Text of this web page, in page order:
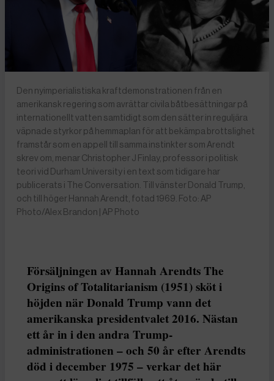
Den nyimperialistiska kraftdemonstrationen från en
amerikansk regering som avrättar civila båtbesättningar på
internationellt vatten samtidigt som den sätter in reguljära
väpnade styrkor på hemmaplan för att bekämpa brottslighet
framstår som en appell till samma instinkter som Arendt
skrev om, menar Christopher J Finlay, professor i politisk
teori vid Durham University i en text som tidigare har
publicerats i The Conversation. Till vänster Donald Trump,
och till höger Hannah Arendt, fotad 1969. Foto: AP
Photo/Alex Brandon | AP Photo
Försäljningen av Hannah Arendts The
Origins of Totalitarianism (1951) sköt i
höjden när Donald Trump vann det
amerikanska presidentvalet 2016. Nästan
ett år in i den andra Trump-
administrationen – och 50 år efter Arendts
död i december 1975 – verkar det här